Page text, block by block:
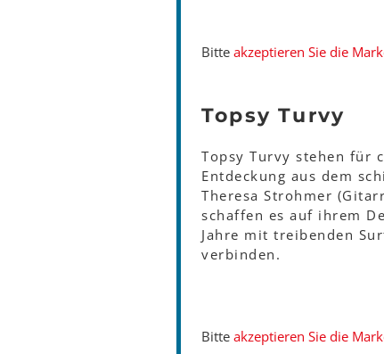
Bitte akzeptieren Sie die
Topsy Turvy
Topsy Turvy stehen für
Entdeckung aus dem
Theresa Strohmer
schaffen es auf ihrem
Jahre mit treibenden
verbinden.
Bitte akzeptieren Sie die